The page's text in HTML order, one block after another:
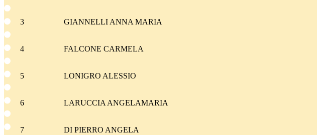
3 GIANNELLI ANNA MARIA
4 FALCONE CARMELA
5 LONIGRO ALESSIO
6 LARUCCIA ANGELAMARIA
7 DI PIERRO ANGELA